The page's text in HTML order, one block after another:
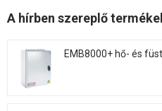
A hírben szereplő
EMB8000+ hő- és